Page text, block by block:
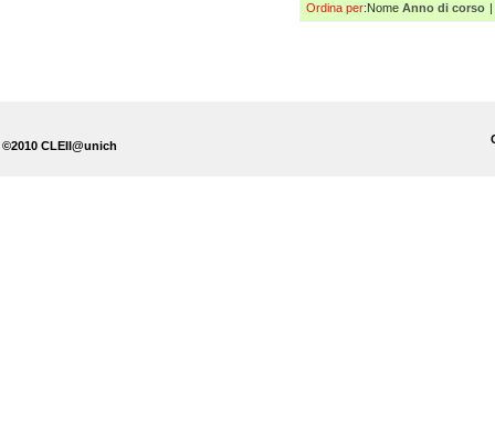
Ordina per:NomeAnno di corso
©2010 CLEII@unich